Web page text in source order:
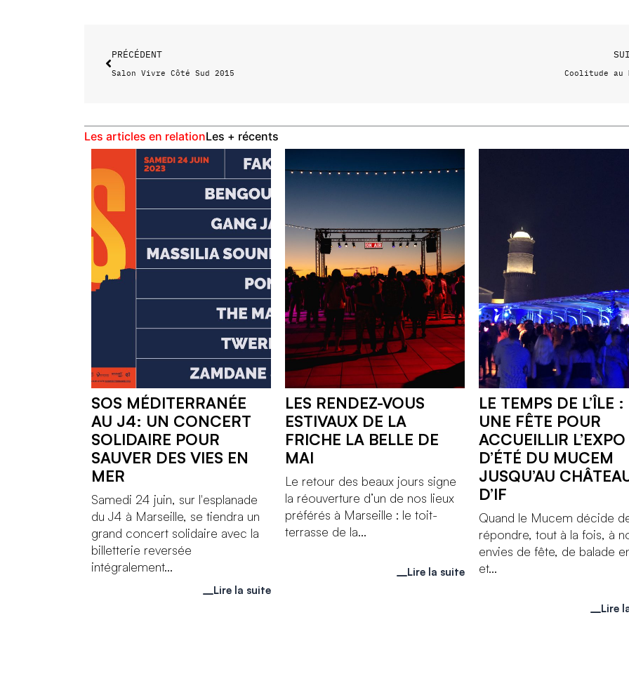
PRÉCÉDENT
Salon Vivre Côté Sud 2015 Coolitude au
Les articles en relationLes + récents
SOS MÉDITERRANÉE
AU J4: UN CONCERT
SOLIDAIRE POUR
SAUVER DES VIES EN
MER
Samedi 24 juin, sur l'esplanade
du J4 à Marseille, se tiendra un
grand concert solidaire avec la
billetterie reversée
intégralement...
Lire la suite
LES RENDEZ-VOUS
ESTIVAUX DE LA
FRICHE LA BELLE DE
MAI
Le retour des beaux jours signe
la réouverture d’un de nos lieux
préférés à Marseille : le toit-
terrasse de la...
Lire la suite
LE TEMPS DE L’ÎLE :
UNE FÊTE POUR
ACCUEILLIR L’EXPO
D’ÉTÉ DU MUCEM
JUSQU’AU
D’IF
Quand le Mucem décide
répondre, tout à la fois, à
envies de fête, de balade
et...
Lire